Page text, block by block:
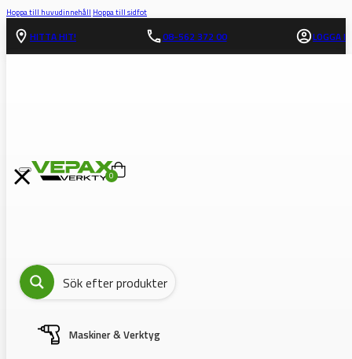
Hoppa till huvudinnehåll Hoppa till sidfot
HITTA HIT! 08-562 372 00 LOGGA IN
0
Maskiner & Verktyg